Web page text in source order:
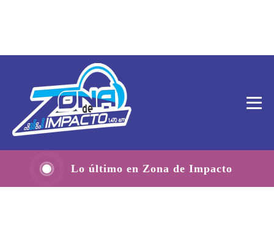
Lo último en Zona de Impacto